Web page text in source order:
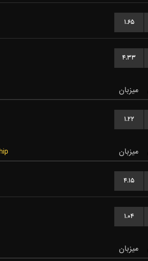
۱.۶۵
۴.۳۳
میزبان
۱.۲۲
میزبان
۴.۱۵
۱.۰۴
میزبان